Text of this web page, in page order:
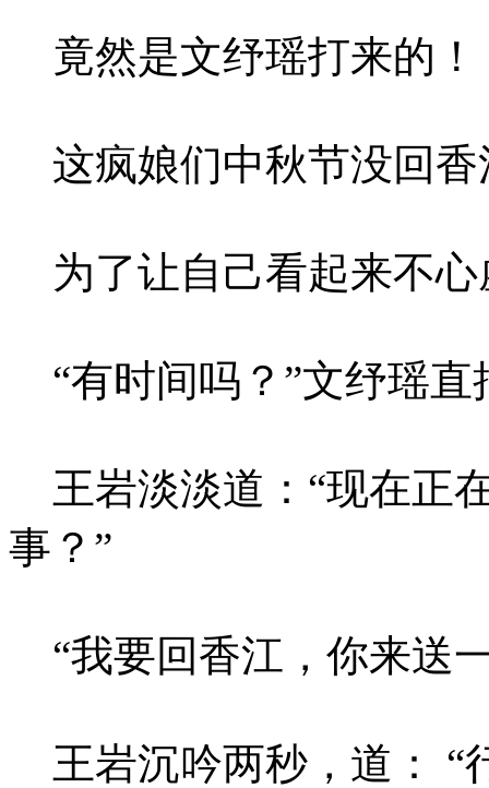
竟然是文纾瑶打来的！
这疯娘们中秋节没回香
为了让自己看起来不心
“有时间吗？”文纾瑶直
王岩淡淡道：“现在正
事？”
“我要回香江，你来送
王岩沉吟两秒，道： “